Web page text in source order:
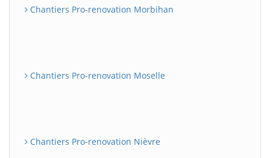
Chantiers Pro-renovation Morbihan
Chantiers Pro-renovation Moselle
Chantiers Pro-renovation Nièvre